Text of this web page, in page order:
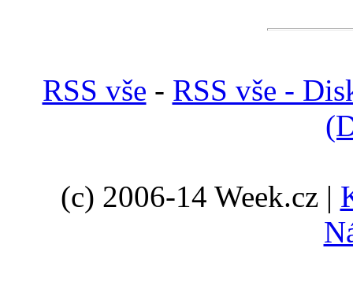
RSS vše - RSS vše -
(c) 2006-14 Week.cz |